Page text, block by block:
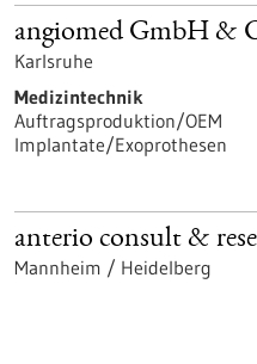
angiomed GmbH &
Karlsruhe
Medizintechnik
Auftragsproduktion/OEM
Implantate/Exoprothesen
anterio consult &
Mannheim / Heidelberg